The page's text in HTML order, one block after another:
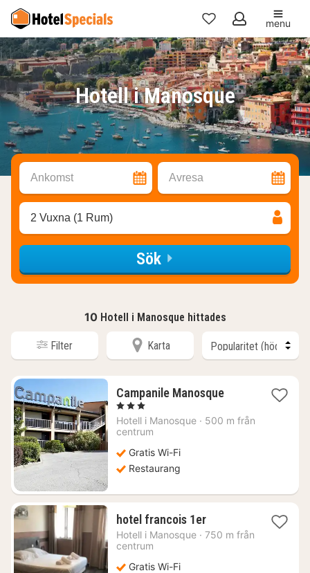
Mina
favoriter
menu
Hotell i Manosque
Ankomst Avresa
2 Vuxna (1 Rum)
Sök
10 Hotell i Manosque hittades
Filter Karta
Campanile Manosque1
från
, 3 Stjärnor
Hotell i Manosque · 500 m från
centrum
Gratis Wi-Fi
Restaurang
hotel francois 1er1
natt
Hotell i Manosque · 750 m från
centrum
Gratis Wi-Fi